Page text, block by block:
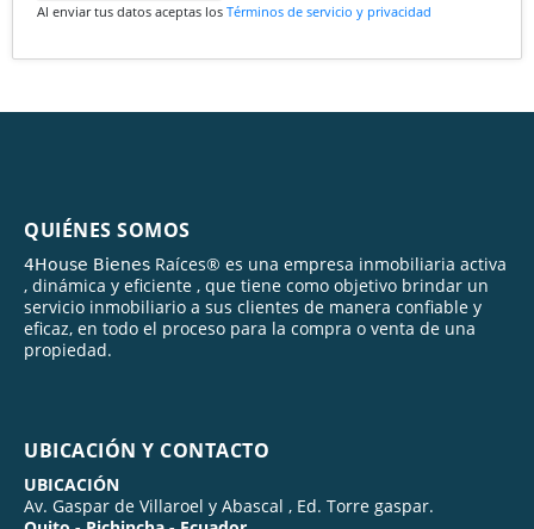
Al enviar tus datos aceptas los Términos de servicio y privacidad
QUIÉNES SOMOS
𝟦𝖧𝗈𝗎𝗌𝖾 𝖡𝗂𝖾𝗇𝖾𝗌 Raíces® es una empresa inmobiliaria activa
, dinámica y eficiente , que tiene como objetivo brindar un
servicio inmobiliario a sus clientes de manera confiable y
eficaz, en todo el proceso para la compra o venta de una
propiedad.
UBICACIÓN Y CONTACTO
UBICACIÓN
Av. Gaspar de Villaroel y Abascal , Ed. Torre gaspar.